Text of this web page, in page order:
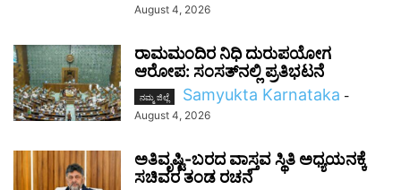
August 4, 2026
ರಾಮಮಂದಿರ ನಿಧಿ ದುರುಪಯೋಗ
ಆರೋಪ: ಸಂಸತ್‌ನಲ್ಲಿ ಪ್ರತಿಭಟನೆ
ನಮ್ಮ ಜಿಲ್ಲೆ Samyukta Karnataka -
August 4, 2026
ಅತಿವೃಷ್ಟಿ-ಬರದ ವಾಸ್ತವ ಸ್ಥಿತಿ ಅಧ್ಯಯನಕ್ಕೆ
ಸಚಿವರ ತಂಡ ರಚನೆ